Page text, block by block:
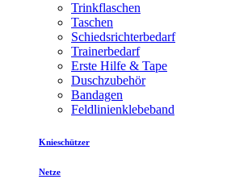
Trinkflaschen
Taschen
Schiedsrichterbedarf
Trainerbedarf
Erste Hilfe & Tape
Duschzubehör
Bandagen
Feldlinienklebeband
Knieschützer
Netze